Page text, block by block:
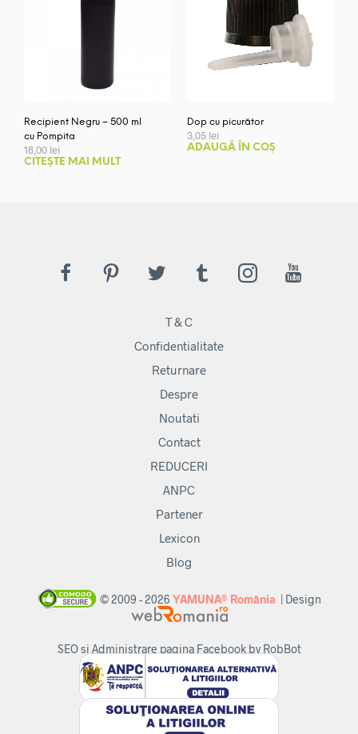
Recipient Negru – 500 ml
cu Pompita
18,00 lei
CITEȘTE MAI MULT
Dop cu picurător
3,05 lei
ADAUGĂ ÎN COȘ
T & C
Confidentialitate
Returnare
Despre
Noutati
Contact
REDUCERI
ANPC
Partener
Lexicon
Blog
© 2009 - 2026 YAMUNA® România | Design
SEO si Administrare pagina Facebook by RobBot